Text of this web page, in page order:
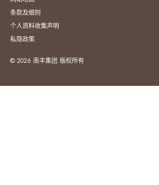
条款及细则
个人资料收集声明
私隐政策
© 2026 南丰集团 版权所有